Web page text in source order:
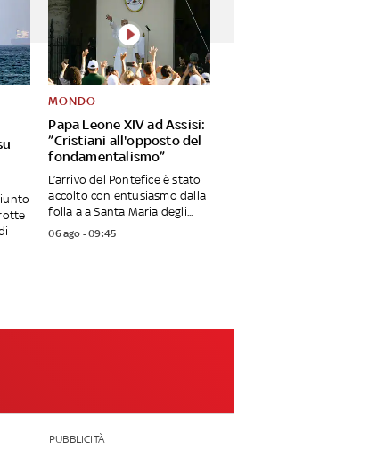
Papa Leone XIV ad Assisi:
”Cristiani all'opposto del
fondamentalismo”
MONDO
L’arrivo del Pontefice è stato
accolto con entusiasmo dalla
folla a a Santa Maria degli...
06 ago - 09:45
PUBBLICITÀ